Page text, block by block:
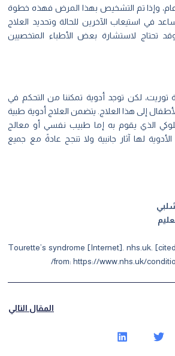
عام، وإذا تم التشخيص بهذا المرض فهذه خطوة
في استيعاب الآخرين للحالة وتحديد العلاج
تحتاج لاستشارة بعض الأطباء المتخصيين
توريت، لكن توجد أدوية تمكننا من التحكم في
إلى هذا العلاج. يتضمن العلاج أدوية طبية
الذي يقوم به إما طبيب نفسي أو معالج
لها آثار جانبية ولا تنجح عادةً مع جميع
Tourette’s syndrome [Internet]. nhs.uk.
from: https://www.nhs.uk/
المقال التالي